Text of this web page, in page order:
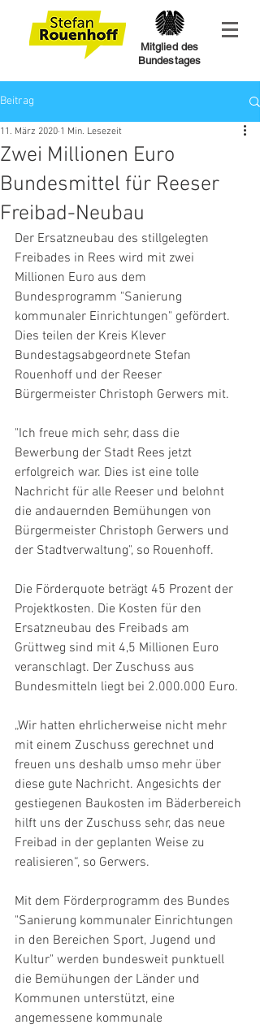
Mitglied des
Bundestages
Beitrag
Zwei Millionen Euro
Bundesmittel für Reeser
Freibad-Neubau
11. März 2020 1 Min. Lesezeit
Der Ersatzneubau des stillgelegten
Freibades in Rees wird mit zwei
Millionen Euro aus dem
Bundesprogramm "Sanierung
kommunaler Einrichtungen" gefördert.
Dies teilen der Kreis Klever
Bundestagsabgeordnete Stefan
Rouenhoff und der Reeser
Bürgermeister Christoph Gerwers mit.
"Ich freue mich sehr, dass die
Bewerbung der Stadt Rees jetzt
erfolgreich war. Dies ist eine tolle
Nachricht für alle Reeser und belohnt
die andauernden Bemühungen von
Bürgermeister Christoph Gerwers und
der Stadtverwaltung", so Rouenhoff.
Die Förderquote beträgt 45 Prozent der
Projektkosten. Die Kosten für den
Ersatzneubau des Freibads am
Grüttweg sind mit 4,5 Millionen Euro
veranschlagt. Der Zuschuss aus
Bundesmitteln liegt bei 2.000.000 Euro.
„Wir hatten ehrlicherweise nicht mehr
mit einem Zuschuss gerechnet und
freuen uns deshalb umso mehr über
diese gute Nachricht. Angesichts der
gestiegenen Baukosten im Bäderbereich
hilft uns der Zuschuss sehr, das neue
Freibad in der geplanten Weise zu
realisieren“, so Gerwers.
Mit dem Förderprogramm des Bundes
"Sanierung kommunaler Einrichtungen
in den Bereichen Sport, Jugend und
Kultur" werden bundesweit punktuell
die Bemühungen der Länder und
Kommunen unterstützt, eine
angemessene kommunale